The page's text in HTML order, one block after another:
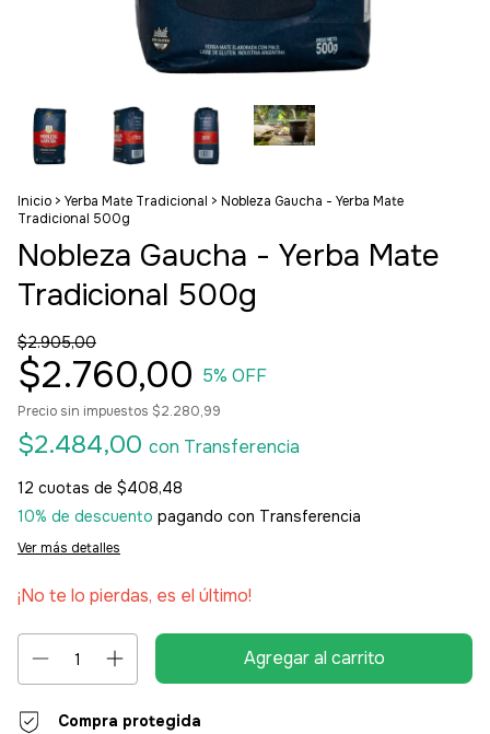
Inicio > Yerba Mate Tradicional > Nobleza Gaucha - Yerba Mate
Tradicional 500g
Nobleza Gaucha - Yerba Mate
Tradicional 500g
$2.905,00
$2.760,00 5% OFF
Precio sin impuestos $2.280,99
$2.484,00 con Transferencia
12 cuotas de $408,48
10% de descuento pagando con Transferencia
Ver más detalles
¡No te lo pierdas, es el último!
Compra protegida